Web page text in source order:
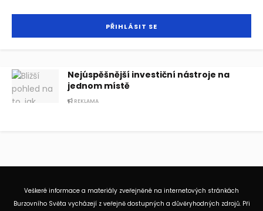
Nejúspěšnější investiční nástroje na
jednom místě
REKLAMA
Veškeré informace a materiály zveřejněné na internetových stránkách
Burzovního Světa vycházejí z veřejně dostupných a důvěryhodných zdrojů. Při